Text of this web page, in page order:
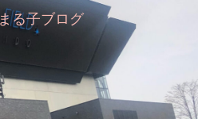
る子ブログ